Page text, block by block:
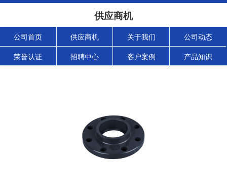
供应商机
公司首页 供应商机 关于我们 公司动态
荣誉认证 招聘中心 客户案例 产品知识